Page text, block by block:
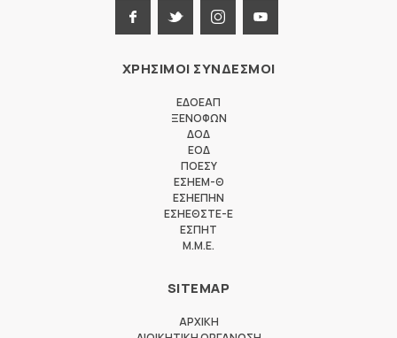
ΧΡΗΣΙΜΟΙ ΣΥΝΔΕΣΜΟΙ
ΕΔΟΕΑΠ
ΞΕΝΟΦΩΝ
ΔΟΔ
ΕΟΔ
ΠΟΕΣΥ
ΕΣΗΕΜ-Θ
ΕΣΗΕΠΗΝ
ΕΣΗΕΘΣΤΕ-Ε
ΕΣΠΗΤ
M.M.E.
SITEMAP
ΑΡΧΙΚΗ